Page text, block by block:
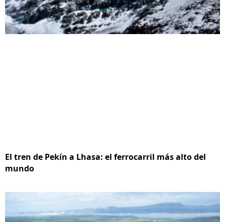
El tren de Pekín a Lhasa: el ferrocarril más alto del
mundo